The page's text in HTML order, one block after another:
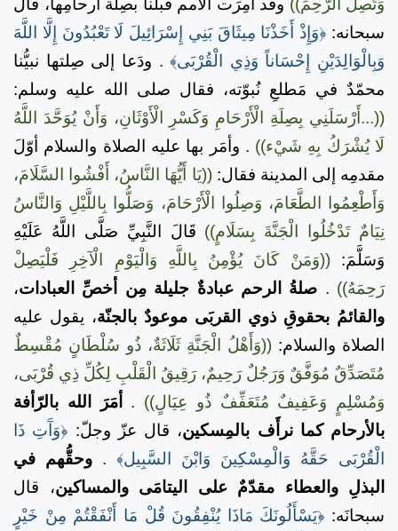
وَتَصِلُ الرَّحِمَ)) وقد أُمِرَت الأمم قبلَنا بصِلة أرحامِها، قال
سبحانه: ﴿وَإِذْ أَخَذْنَا مِيثَاقَ بَنِي إِسْرَائِيلَ لَا تَعْبُدُونَ إِلَّا اللَّهَ
وَبِالْوَالِدَيْنِ إِحْسَاناً وَذِي الْقُرْبَى﴾ . ودَعا إلى صِلتها نبيُّنا
محمّدٌ في مَطلعِ نُبوّته، فقال صلى الله عليه وسلم:
((...أَرْسَلَنِي بِصِلَةِ الْأَرْحَامِ وَكَسْرِ الْأَوْثَانِ، وَأَنْ يُوَحَّدَ اللَّهُ
لَا يُشْرَكُ بِهِ شَيْء)) . وأمَر بها عليه الصلاة والسلام أوّلَ
مقدمِه إلى المدينة فقال:((يَا أَيُّهَا النَّاسُ، أَفْشُوا السَّلَامَ،
وَأَطْعِمُوا الطَّعَامَ، وَصِلُوا الْأَرْحَامَ، وَصَلُّوا بِاللَّيْلِ وَالنَّاسُ
نِيَامٌ تَدْخُلُوا الْجَنَّةَ بِسَلَامٍ)) قَالَ النَّبِيِّ صَلَّى اللَّهُ عَلَيْهِ
وَسَلَّمَ:((وَمَنْ كَانَ يُؤْمِنُ بِاللَّهِ وَالْيَوْمِ الْآخِرِ فَلْيَصِلْ
رَحِمَهُ)) . صلةُ الرحم عبادةٌ جليلة مِن أخصِّ العبادات،
والقائمُ بحقوقِ ذوي القربَى موعودٌ بالجنّة، يقول عليه
الصلاة والسلام: ((وَأَهْلُ الْجَنَّةِ ثَلَاثَةٌ، ذُو سُلْطَانٍ مُقْسِطٌ
مُتَصَدِّقٌ مُوَفَّقٌ وَرَجُلٌ رَحِيمٌ، رَقِيقُ الْقَلْبِ لِكُلِّ ذِي قُرْبَى،
وَمُسْلِمٍ وَعَفِيفٌ مُتَعَفِّفٌ ذُو عِيَالٍ)) .
أمَرَ الله بالرّأفة
بالأرحام كما نرأَف بالمِسكين، قال عزّ وجلّ: ﴿وَآَتِ ذَا
الْقُرْبَى حَقَّهُ وَالْمِسْكِينَ وَابْنَ السَّبِيل﴾ . وحقُّهم في
البذلِ والعطاء مقدّمٌ على اليتامَى والمساكين، قال
سبحانَه: ﴿يَسْأَلُونَكَ مَاذَا يُنْفِقُونَ قُلْ مَا أَنْفَقْتُمْ مِنْ خَيْرٍ